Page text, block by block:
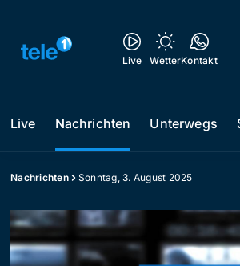
Live WetterKontakt
Live Nachrichten Unterwegs
Nachrichten Sonntag, 3. August 2025